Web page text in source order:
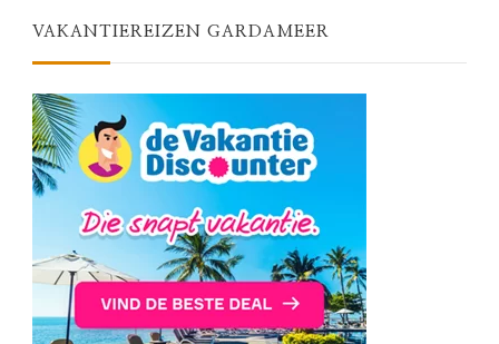
VAKANTIEREIZEN GARDAMEER